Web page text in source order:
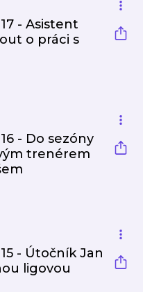
- Asistent
o práci s
- Do sezóny
trenérem
- Útočník Jan
ligovou